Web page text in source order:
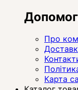
Про
Карта